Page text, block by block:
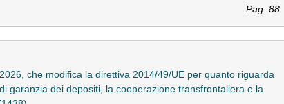
Pag. 88
che modifica la direttiva 2014/49/UE per quanto riguarda
garanzia dei depositi, la cooperazione transfrontaliera e la